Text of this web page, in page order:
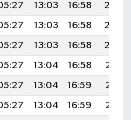
13:03 16:58
20:29
13:03 16:58
20:30
13:03 16:58
20:30
13:04 16:58
20:31
13:04 16:59
20:31
13:04 16:59
20:31